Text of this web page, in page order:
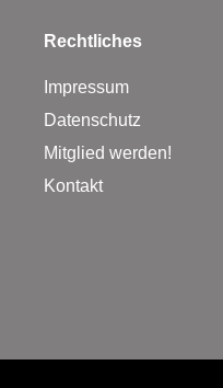
Rechtliches
Impressum
Datenschutz
Mitglied werden!
Kontakt